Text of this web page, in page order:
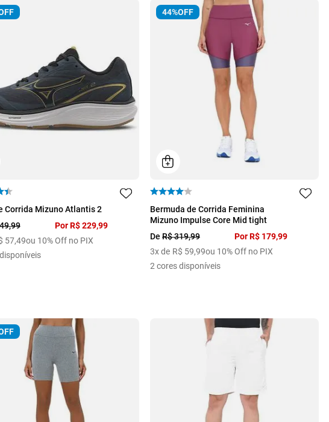
39 40 41 42
Corrida Mizuno Atlantis 2
,99 PorR$ 229,99
57,49ou 10% Off no PIX
44%OFF
P
Bermuda de Corrida Feminina
Mizuno Impulse Core Mid tight
De R$319,99 PorR$ 179,99
3x de R$ 59,99ou 10% Off no PIX
2 cores disponíveis